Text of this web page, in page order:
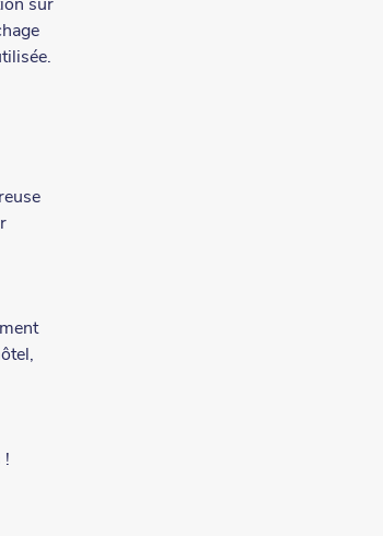
!